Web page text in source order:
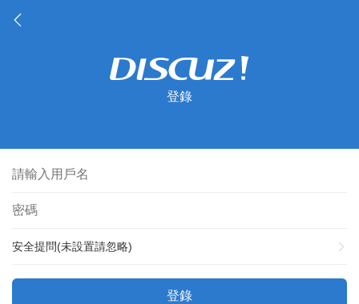
登錄
安全提問(未設置請忽略)
登錄